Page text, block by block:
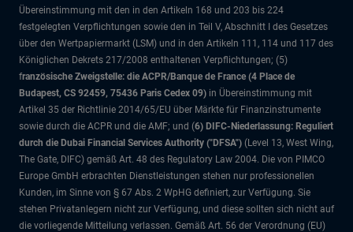
Übereinstimmung mit den in den Artikeln 168 und 203 bis 224
festgelegten Verpflichtungen sowie den in Teil V, Abschnitt I des Gesetzes
über den Wertpapiermarkt (LSM) und in den Artikeln 111, 114 und 117 des
Königlichen Dekrets 217/2008 enthaltenen Verpflichtungen; (5)
französische Zweigstelle: die ACPR/Banque de France (4 Place de
Budapest, CS 92459, 75436 Paris Cedex 09) in Übereinstimmung mit
Artikel 35 der Richtlinie 2014/65/EU über Märkte für Finanzinstrumente
sowie durch die ACPR und die AMF; und (6) DIFC-Niederlassung: Reguliert
durch die Dubai Financial Services Authority ("DFSA") (Level 13, West Wing,
The Gate, DIFC) gemäß Art. 48 des Regulatory Law 2004. Die von PIMCO
Europe GmbH erbrachten Dienstleistungen stehen nur professionellen
Kunden, im Sinne von § 67 Abs. 2 WpHG definiert, zur Verfügung. Sie
stehen Privatanlegern nicht zur Verfügung, und diese sollten sich nicht auf
die vorliegende Mitteilung verlassen. Gemäß Art. 56 der Verordnung (EU)